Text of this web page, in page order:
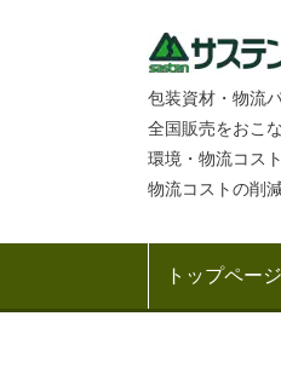
包装資材・物流
全国販売をおこ
環境・物流コス
物流コストの削
トップページ